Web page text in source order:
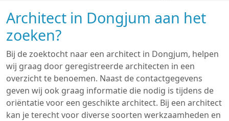
Architect in Dongjum aan het
zoeken?
Bij de zoektocht naar een architect in Dongjum, helpen
wij graag door geregistreerde architecten in een
overzicht te benoemen. Naast de contactgegevens
geven wij ook graag informatie die nodig is tijdens de
oriëntatie voor een geschikte architect. Bij een architect
kan je terecht voor diverse soorten werkzaamheden en